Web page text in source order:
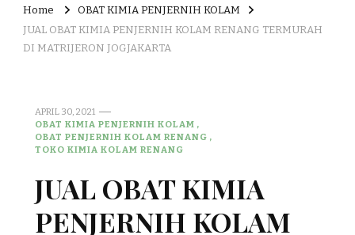
Home
OBAT KIMIA PENJERNIH KOLAM
JUAL OBAT KIMIA PENJERNIH KOLAM RENANG TERMURAH
DI MATRIJERON JOGJAKARTA
APRIL 30, 2021
OBAT KIMIA PENJERNIH KOLAM
OBAT PENJERNIH KOLAM RENANG
TOKO KIMIA KOLAM RENANG
JUAL OBAT KIMIA
PENJERNIH KOLAM